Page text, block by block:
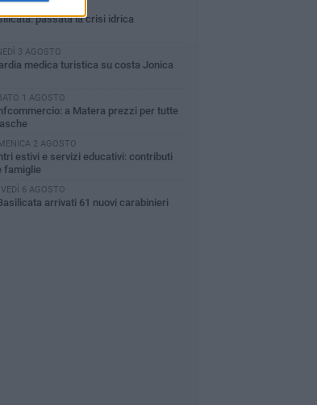
3 AGOSTO
passata la crisi idrica
3 AGOSTO
medica turistica su costa Jonica
1 AGOSTO
a Matera prezzi per tutte
2 AGOSTO
estivi e servizi educativi: contributi
famiglie
6 AGOSTO
arrivati 61 nuovi carabinieri